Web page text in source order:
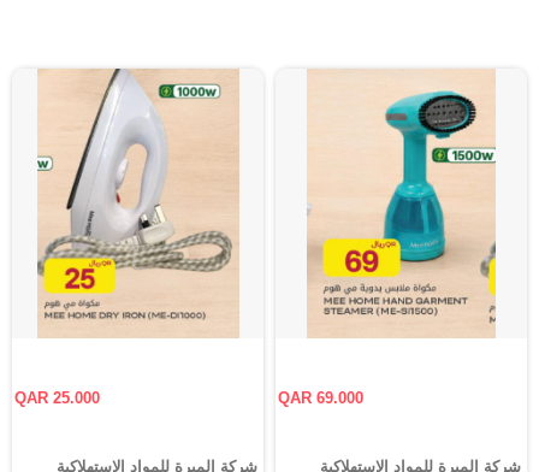
QAR 69.000
شركة الميرة للمواد الاستهلاكية
QAR 25.000
شركة الميرة للمواد الاستهلاكية